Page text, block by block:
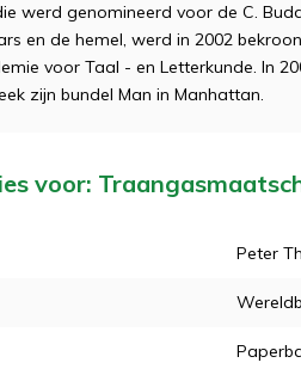
werd genomineerd voor de C.
en de hemel, werd in 2002
voor Taal - en Letterkunde. In
zijn bundel Man in Manhattan.
voor:
Peter